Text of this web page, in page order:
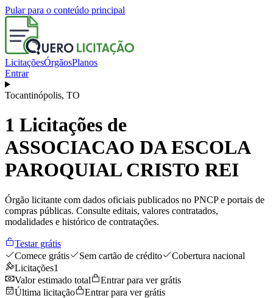
Pular para o conteúdo principal
LicitaçõesÓrgãosPlanos
Entrar
Tocantinópolis, TO
1 Licitações de
ASSOCIACAO DA ESCOLA
PAROQUIAL CRISTO REI
Órgão licitante com dados oficiais publicados no PNCP e portais de
compras públicas. Consulte editais, valores contratados,
modalidades e histórico de contratações.
Testar grátis
Comece grátis
Sem cartão de crédito
Cobertura nacional
Licitações1
Valor estimado total
Entrar para ver grátis
Última licitação
Entrar para ver grátis